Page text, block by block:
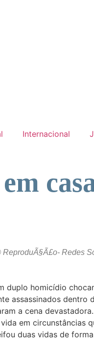
Internacional
ReproduÃ§Ã£o- Redes
homicídio
assassinados
a cena
em circunstâncias
duas vidas de